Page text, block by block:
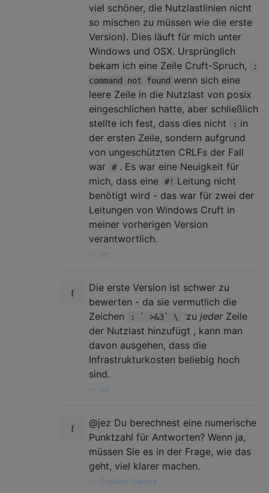
viel schöner, die Nutzlastlinien nicht
so mischen zu müssen wie die erste
Version). Dies läuft für mich unter
Windows und OSX. Ursprünglich
bekam ich eine Zeile Cruft-Spruch,
:
command not found wenn sich eine
leere Zeile in die Nutzlast von posix
eingeschlichen hatte, aber schließlich
stellte ich fest, dass dies nicht
: in
der ersten Zeile, sondern aufgrund
von ungeschützten CRLFs der Fall
war
# . Es war eine Neuigkeit für
mich, dass eine
#! Leitung nicht
benötigt wird - das war für zwei der
Leitungen von Windows Cruft in
meiner vorherigen Version
verantwortlich.
jez
Die erste Version ist schwer zu
bewerten - da sie vermutlich die
Zeichen
: ` >&3` \ zu jeder Zeile
der Nutzlast hinzufügt , kann man
davon ausgehen, dass die
Infrastrukturkosten beliebig hoch
sind.
jez
@jez Du berechnest eine numerische
Punktzahl für Antworten? Wenn ja,
müssen Sie es in der Frage, wie das
geht, viel klarer machen.
Digitales Trauma